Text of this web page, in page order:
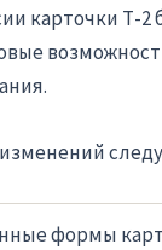
карточки Т-2
формы